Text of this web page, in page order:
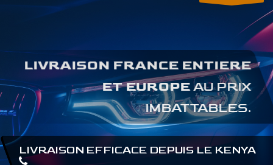
LIVRAISON FRANCE ENTIERE
ET EUROPEAU PRIX
IMBATTABLES.
LIVRAISON EFFICACE DEPUIS LE KENYA